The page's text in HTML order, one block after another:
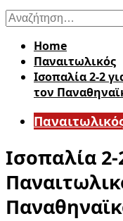
Αναζήτηση
για:
Home
Παναιτωλικός
Ισοπαλία 2-2
τον
Ισοπαλία